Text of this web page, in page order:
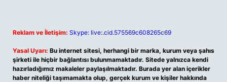
Reklam ve İletişim: Skype: live:.cid.575569c608265c69
Yasal Uyarı: Bu internet sitesi, herhangi bir marka, kurum veya şahıs
şirketi ile hiçbir bağlantısı bulunmamaktadır. Sitede yalnızca kendi
hazırladığımız makaleler paylaşılmaktadır. Burada yer alan içerikler
haber niteliği taşımamakta olup, gerçek kurum ve kişiler hakkında